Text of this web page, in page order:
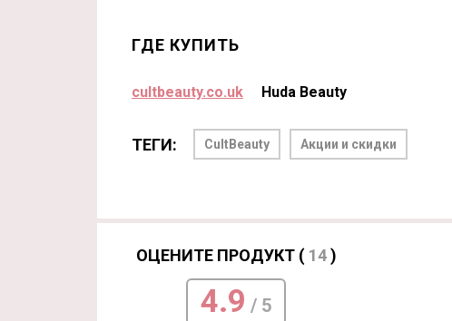
ГДЕ КУПИТЬ
cultbeauty.co.uk Huda Beauty
ТЕГИ: CultBeauty Акции и скидки
ОЦЕНИТЕ ПРОДУКТ ( 14)
4.9 / 5